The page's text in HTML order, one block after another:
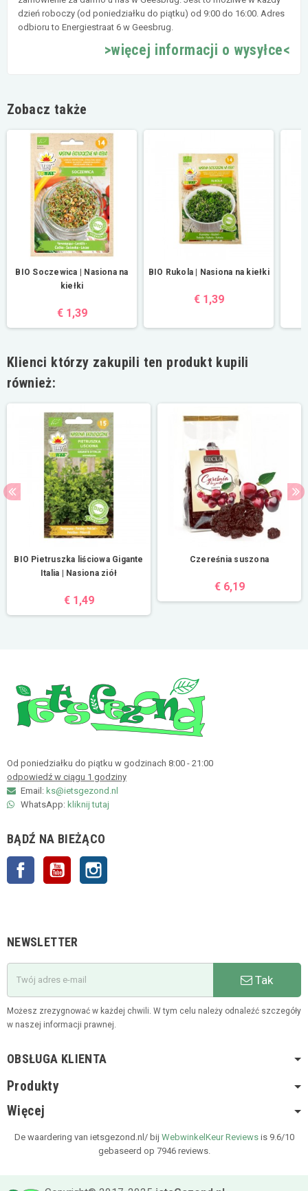
dzień roboczy (od poniedziałku do piątku) od 9:00 do 16:00. Adres
odbioru to Energiestraat 6 w Geesbrug.
>więcej informacji o wysyłce<
Zobacz także
BIO Soczewica | Nasiona na
kiełki
€ 1,39
BIO Rukola | Nasiona na kiełki
€ 1,39
Klienci którzy zakupili ten produkt kupili
również:
BIO Pietruszka liściowa Gigante
Italia | Nasiona ziół
€ 1,49
Czereśnia suszona
€ 6,19
Od poniedziałku do piątku w godzinach 8:00 - 21:00
odpowiedź w ciągu 1 godziny
Email: ks@ietsgezond.nl
WhatsApp: kliknij tutaj
BĄDŹ NA BIEŻĄCO
Facebook YouTube
NEWSLETTER
Tak
Możesz zrezygnować w każdej chwili. W tym celu należy odnaleźć szczegóły
w naszej informacji prawnej.
OBSŁUGA KLIENTA
Produkty
Więcej
De waardering van ietsgezond.nl/ bij WebwinkelKeur Reviewsis 9.6/10
gebaseerd op 7946 reviews.